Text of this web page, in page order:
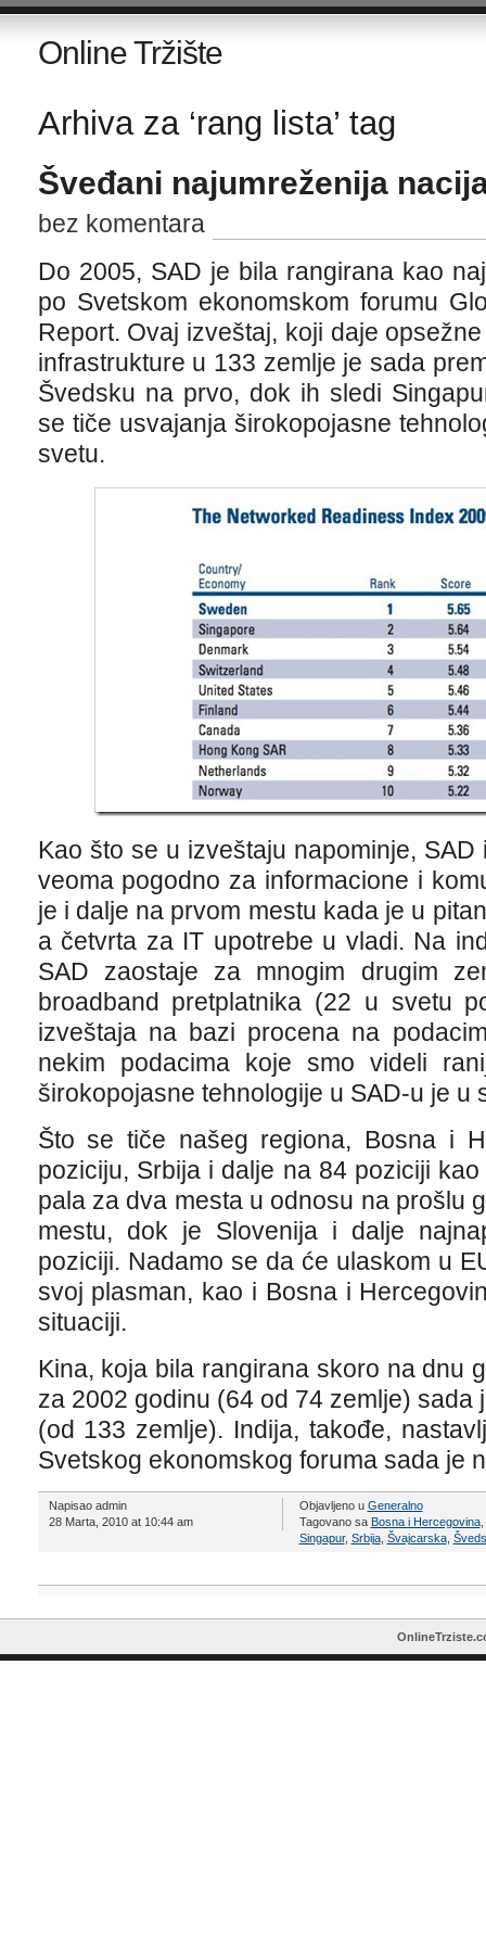
Online Tržište
Arhiva za ‘rang lista’ tag
Šveđani najumreženija
bez komentara
Do 2005, SAD je bila rangirana kao
po Svetskom ekonomskom forumu
Report. Ovaj izveštaj, koji daje
infrastrukture u 133 zemlje je sada
Švedsku na prvo, dok ih sledi
se tiče usvajanja širokopojasne
svetu.
Kao što se u izveštaju napominje,
veoma pogodno za informacione i
je i dalje na prvom mestu kada je u
a četvrta za IT upotrebe u vladi. Na
SAD zaostaje za mnogim drugim
broadband pretplatnika (22 u svetu
izveštaja na bazi procena na
nekim podacima koje smo videli
širokopojasne tehnologije u SAD-u je u
Što se tiče našeg regiona, Bosna i
poziciju, Srbija i dalje na 84 poziciji
pala za dva mesta u odnosu na prošlu
mestu, dok je Slovenija i dalje
poziciji. Nadamo se da će ulaskom u
svoj plasman, kao i Bosna i
situaciji.
Kina, koja bila rangirana skoro na dnu
za 2002 godinu (64 od 74 zemlje) sada
(od 133 zemlje). Indija, takođe,
Svetskog ekonomskog foruma sada je
Napisao admin
28 Marta, 2010 at 10:44 am
Objavljeno u Generalno
Tagovano sa Bosna i Hercegovina,
Singapur, Srbija, Švajcarska,